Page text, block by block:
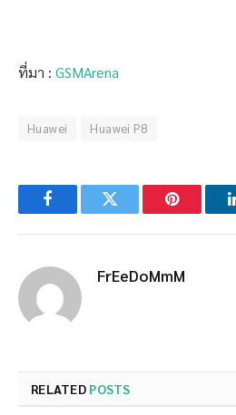
ที่มา : GSMArena
Huawei Huawei P8
FacebookTwitter Pinterest
FrEeDoMmM
RELATED POSTS